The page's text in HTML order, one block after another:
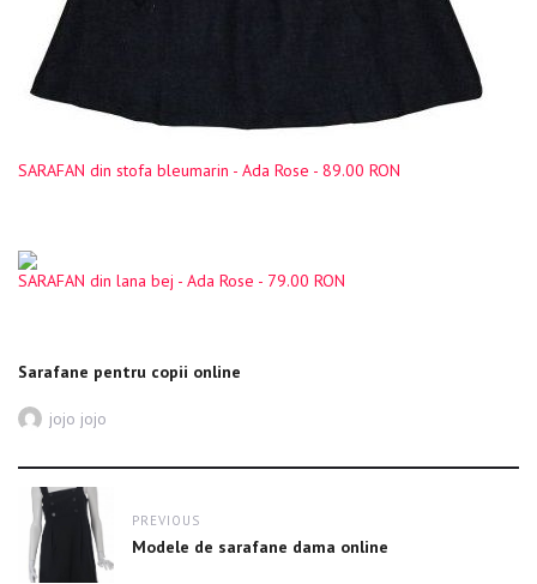
SARAFAN din stofa bleumarin - Ada Rose - 89.00 RON
SARAFAN din lana bej - Ada Rose - 79.00 RON
Sarafane pentru copii online
Author
jojo jojo
Post
navigation
PREVIOUS
Previous
Modele de sarafane dama online